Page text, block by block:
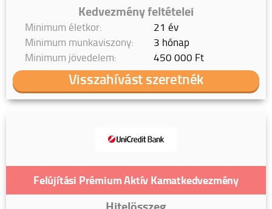
Kedvezmény feltételei
Minimum életkor:
21 év
Minimum munkaviszony:
3 hónap
Minimum jövedelem:
450 000 Ft
Visszahívást szeretnék
Felújítási Prémium Aktív Kamatkedvezmény